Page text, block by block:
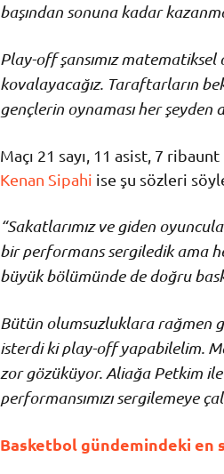
başından sonuna kadar
Play-off şansımız
kovalayacağız. Taraftarların
gençlerin oynaması her şeyden
Maçı 21 sayı, 11 asist, 7
Kenan Sipahi ise şu sözleri
“Sakatlarımız ve giden
bir performans sergiledik ama
büyük bölümünde de doğru
Bütün olumsuzluklara rağmen
isterdi ki play-off yapabilelim.
zor gözüküyor. Aliağa Petkim ile
performansımızı sergilemeye
Basketbol gündemindeki en